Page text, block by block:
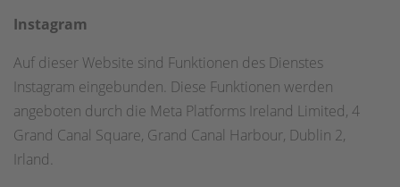
Instagram
Auf dieser Website sind Funktionen des Dienstes
Instagram eingebunden. Diese Funktionen werden
angeboten durch die Meta Platforms Ireland Limited, 4
Grand Canal Square, Grand Canal Harbour, Dublin 2,
Irland.